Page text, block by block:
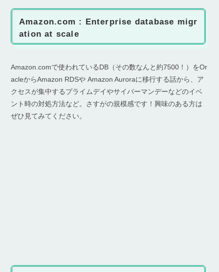
Amazon.com : Enterprise database migr
ation at scale
Amazon.comで使われているDB（その数なんと約7500！）をOr
acleからAmazon RDSや Amazon Auroraに移行する話から、ア
クセスが集中するプライムデイやサイバーマンデーなどのイベ
ント時の対処方法など。さすがの規模感です！興味のある方は
ぜひ見てみてください。